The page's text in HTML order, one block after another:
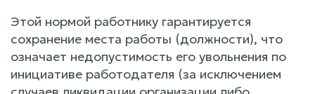
Этой нормой работнику гарантируется
сохранение места работы (должности), что
означает недопустимость его увольнения по
инициативе работодателя (за исключением